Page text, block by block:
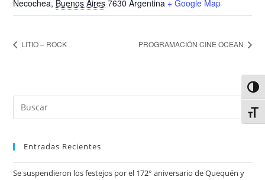
Necochea, Buenos Aires 7630 Argentina + Google Map
LITIO – ROCK PROGRAMACIÓN CINE OCEAN
Entradas Recientes
Se suspendieron los festejos por el 172° aniversario de Quequén y